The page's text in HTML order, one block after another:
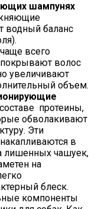
шампунях
водный баланс
чаще всего
волос
увеличивают
объем.
протеины,
обволакивают
Эти
в
лишенных чашуек,
на
блеск.
компоненты